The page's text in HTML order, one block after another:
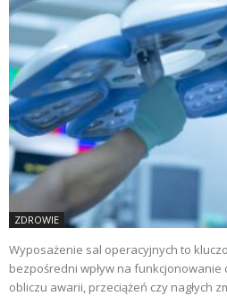
ZDROWIE
Wyposażenie sal operacyjnych to
bezpośredni wpływ na funkcjonowanie
obliczu awarii, przeciążeń czy nagłych